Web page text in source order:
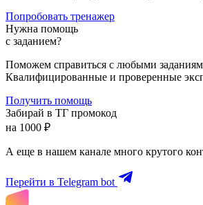
Попробовать тренажер
Нужна помощь
с заданием?
Поможем справиться с любыми
Квалифицированные и проверенные
Получить помощь
Забирай в ТГ промокод
на 1000 ₽
А еще в нашем канале много крутого
Перейти в Telegram bot